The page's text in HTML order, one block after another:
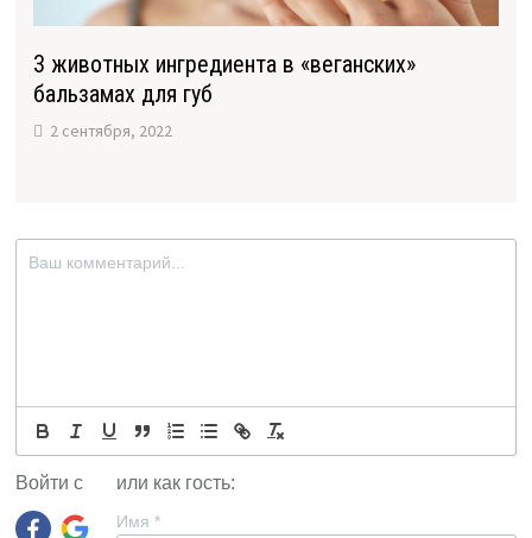
3 животных ингредиента в «веганских»
бальзамах для губ
2 сентября, 2022
Войти с или как гость:
Имя *